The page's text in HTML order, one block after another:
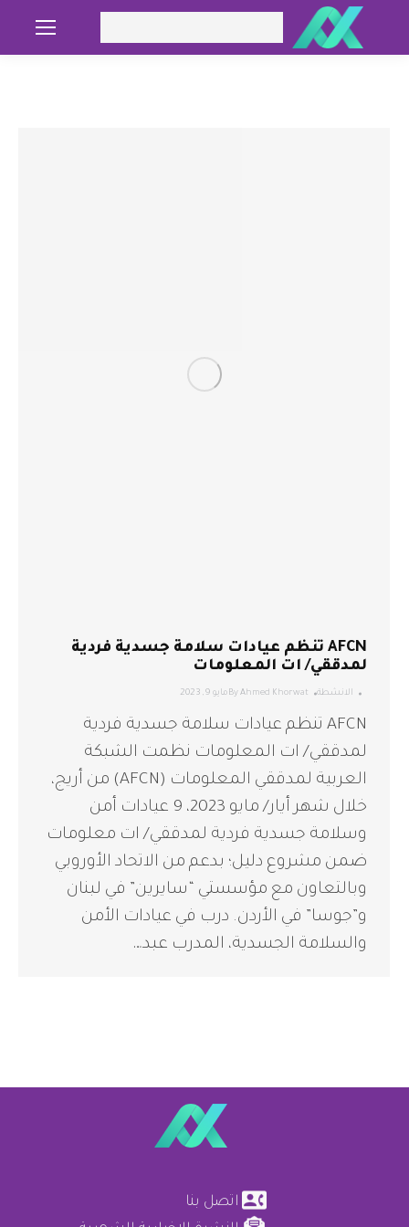
AFCN تنظم عيادات سلامة جسدية فردية
لمدققي/ ات المعلومات
الانشطة ByAhmed Khorwat مايو 9, 2023
AFCN تنظم عيادات سلامة جسدية فردية
لمدققي/ ات المعلومات نظمت الشبكة
العربية لمدققي المعلومات (AFCN) من أريج،
خلال شهر أيار/ مايو 2023، 9 عيادات أمن
وسلامة جسدية فردية لمدققي/ ات معلومات
ضمن مشروع دليل؛ بدعم من الاتحاد الأوروبي
وبالتعاون مع مؤسستي “سايرين” في لبنان
و”جوسا” في الأردن. درب في عيادات الأمن
والسلامة الجسدية، المدرب عبد…
اتصل بنا